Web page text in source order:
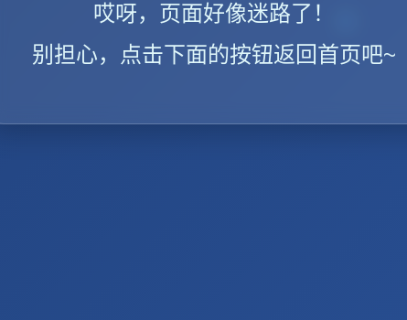
哎呀，页面好像迷路了！
别担心，点击下面的按钮返回首页吧~